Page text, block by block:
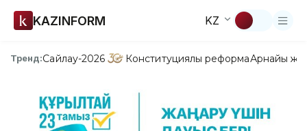
KAZINFORM KZ
Тренд:Сайлау-2026 Конституциялық реформаАрнайы